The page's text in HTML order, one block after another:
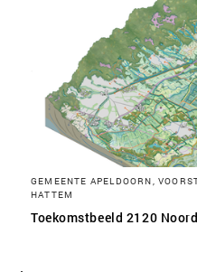
GEMEENTE APELDOORN,
HATTEM
Toekomstbeeld 2120